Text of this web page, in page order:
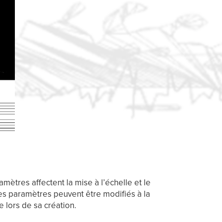
affectent la mise à l’échelle et le
paramètres peuvent être modifiés à la
lors de sa création.